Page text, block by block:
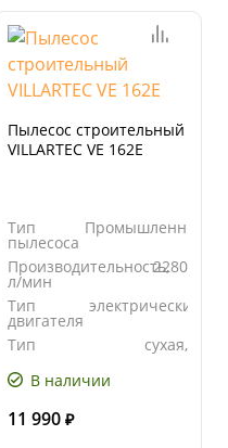
Пылесос строительный
VILLARTEC VE 162E
Тип
пылесоса
Промышленный
Производительность,
л/мин
2280
Тип
двигателя
электрический
Тип
сухая,
влажная
В наличии
11 990 ₽